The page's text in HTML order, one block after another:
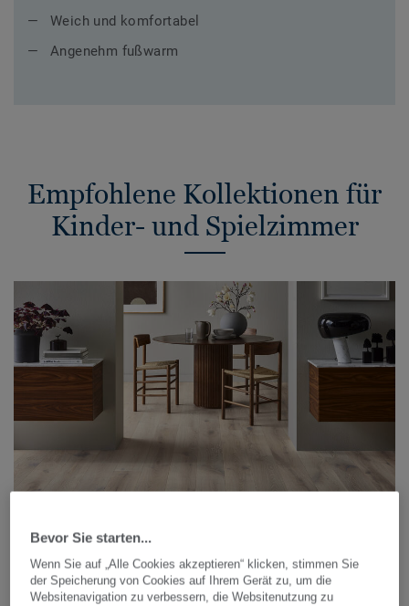
Weich und komfortabel
Angenehm fußwarm
Empfohlene Kollektionen für
Kinder- und Spielzimmer
HERITAGE
Bevor Sie starten...
Wenn Sie auf „Alle Cookies akzeptieren“ klicken, stimmen Sie
der Speicherung von Cookies auf Ihrem Gerät zu, um die
Websitenavigation zu verbessern, die Websitenutzung zu